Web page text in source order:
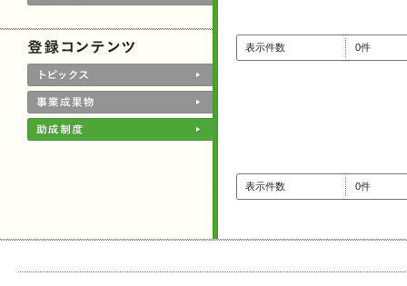
表示件数 0件
表示件数 0件